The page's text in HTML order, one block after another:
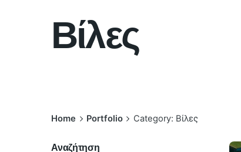
Βίλες
Home Portfolio Category: Βίλες
Αναζήτηση